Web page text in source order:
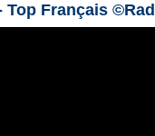
Français